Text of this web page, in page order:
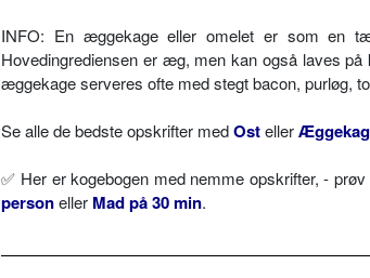
INFO: En æggekage eller omelet er som en
Hovedingrediensen er æg, men kan også laves
æggekage serveres ofte med stegt bacon, purløg,
Se alle de bedste opskrifter medOsteller
✅ Her er kogebogen med nemme opskrifter, - prøv
personeller Mad på 30 min.